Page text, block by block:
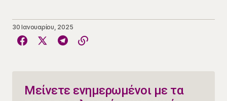
30 Ιανουαρίου, 2025
Μείνετε ενημερωμένοι με τα